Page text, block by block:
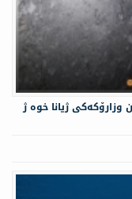
ژیانا خوه‌ ژ